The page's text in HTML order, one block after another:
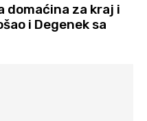
domaćina za kraj i
i Degenek sa